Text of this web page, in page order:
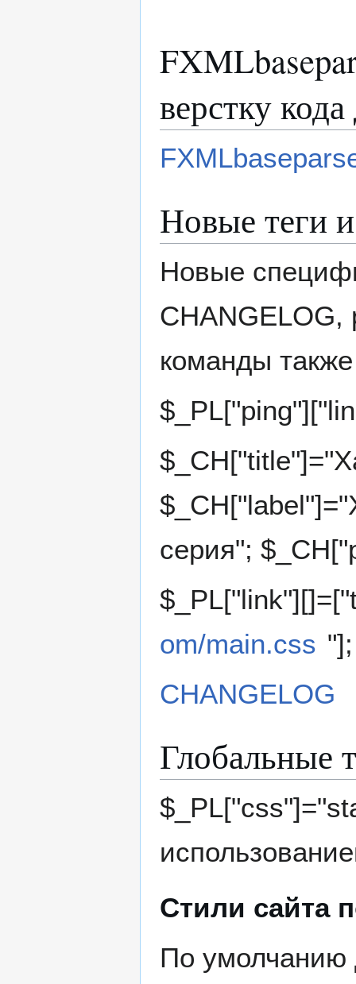
верстку
Новые теги
Новые
CHANGELOG,
команды
серия";
om/main.css "];
CHANGELOG
Глобальные
Стили сайта
По умолчанию